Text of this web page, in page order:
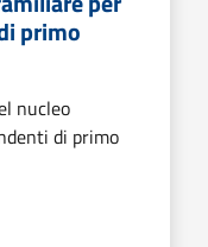
primo
nucleo
di primo